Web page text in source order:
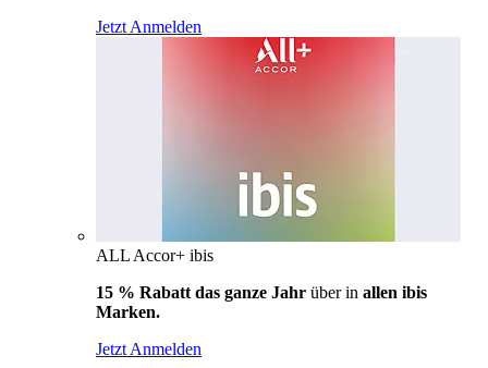
Jetzt Anmelden
ALL Accor+ ibis
15 % Rabatt das ganze Jahr über in allen ibis
Marken.
Jetzt Anmelden